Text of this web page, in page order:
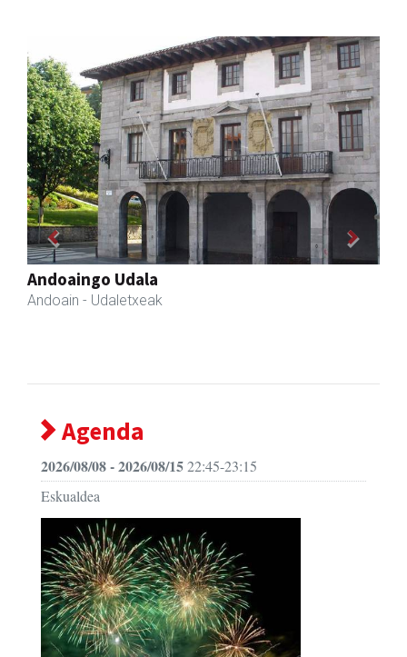
Aita Larramendi Ikastola
Andoain - Hezkuntza
Previous Next
Agenda
2026/08/08 - 2026/08/1522:45-23:15
Eskualdea